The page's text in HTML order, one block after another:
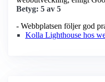
Betyg: 5 av 5
- Webbplatsen följer god
Kolla Lighthouse hos